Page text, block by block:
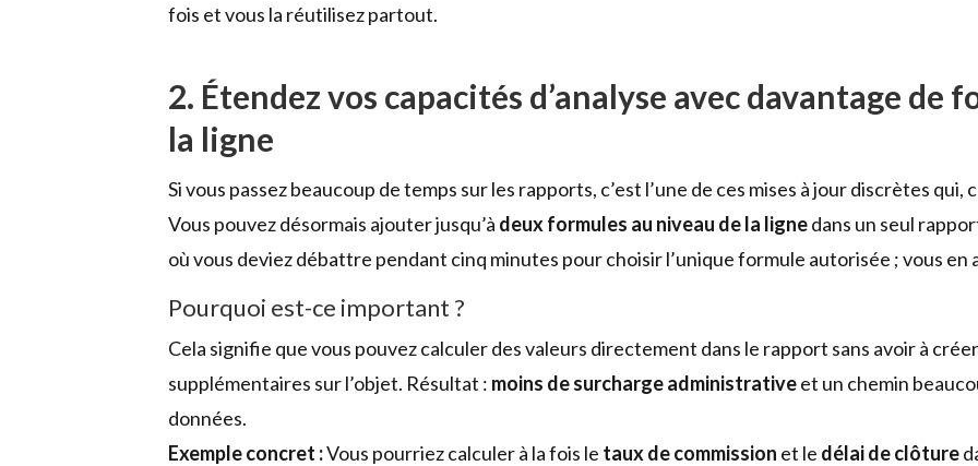
fois et vous la réutilisez partout.
2. Étendez vos capacités d’analyse avec davantage de
la ligne
Si vous passez beaucoup de temps sur les rapports, c’est l’une de ces mises à jour discrètes
Vous pouvez désormais ajouter jusqu’à deux formules au niveau de la lignedans un seul
où vous deviez débattre pendant cinq minutes pour choisir l’unique formule autorisée ; vous
Pourquoi est-ce important ?
Cela signifie que vous pouvez calculer des valeurs directement dans le rapport sans avoir à
supplémentaires sur l’objet. Résultat : moins de surcharge administrativeet un chemin
données.
Exemple concret :Vous pourriez calculer à la fois le taux de commission et le délai de clôture